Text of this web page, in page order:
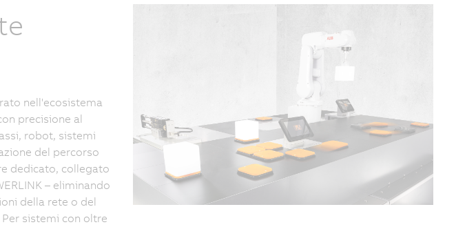
nell'ecosistema
precisione al
robot, sistemi
del percorso
dedicato, collegato
– eliminando
della rete o del
sistemi con oltre